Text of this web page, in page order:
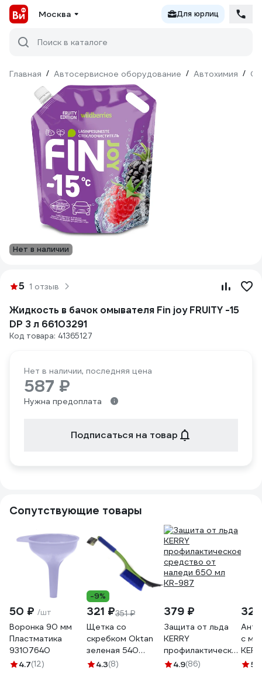
Москва Для юрлиц
Поиск в каталоге
Главная / Автосервисное оборудование / Автохимия /
Нет в наличии
5 1 отзыв
Жидкость в бачок омывателя Fin joy FRUITY -15
DP 3 л 66103291
Код товара: 41365127
Нет в наличии, последняя цена
587 ₽
Нужна предоплата
Подписаться на товар
Сопутствующие товары
50 ₽ /шт
Воронка 90 мм
Пластматика
93107640
4.7(12)
-9%
321 ₽351 ₽
Щетка со
скребком Oktan
зеленая 540
KGA3-01-05
4.3(8)
379 ₽
Защита от льда
KERRY
профилактическое
средство от
4.9(86)
с
5